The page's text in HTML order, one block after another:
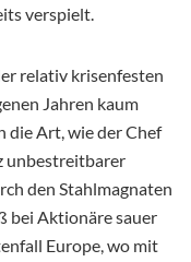
verspielt.
relativ krisenfesten
Jahren kaum
die Art, wie der Chef
unbestreitbarer
den Stahlmagnaten
bei Aktionäre sauer
Europe, wo mit